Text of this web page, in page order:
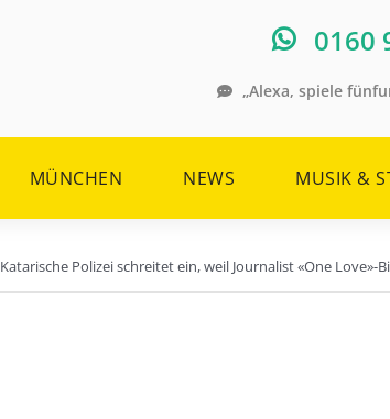
0160
„Alexa, spiele
MÜNCHEN NEWS MUSIK &
Katarische Polizei schreitet ein, weil Journalist «One